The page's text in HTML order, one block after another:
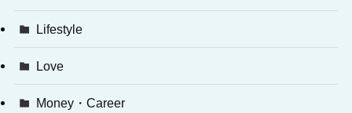
Lifestyle
Love
Money・Career